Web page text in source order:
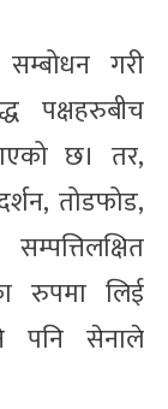
सम्बोधन गरी
पक्षहरुबीच
छ। तर,
तोडफोड,
रुपमा लिई
पनि सेनाले